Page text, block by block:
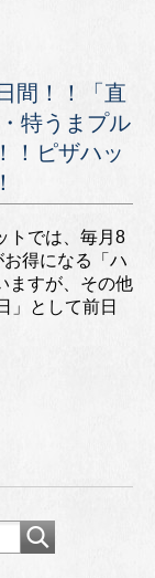
間！！「直
特うまプル
！ピザハッ
トでは、毎月8
得になる「ハ
ますが、その他
」として前日